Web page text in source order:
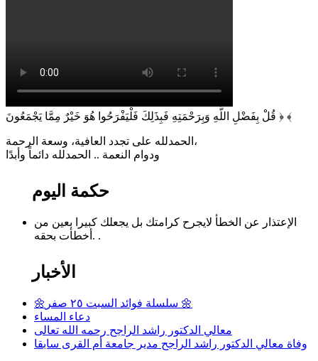
‏﴿ قُلْ بِفَضْلِ اللَّهِ وَبِرَحْمَتِهِ فَبِذَلِكَ فَلْيَفْرَحُوا هُوَ خَيْرٌ مِمَّا يَجْمَعُونَ ﴾
الحمدلله على تجدد العافية، وسعة الرحمة،
ودوام النعمة .. الحمدلله دائماً وأبدًا
حكمة اليوم
الإعتذار عن الخطأ لايجرح كرامتك بل يجعلك كبيرا بعين من
أخطأت بحقه. .
الأخبار
🌼سلسلة فوائد السبت ٢٥ صفر 🌼
دعاء المساء
معالي الدكتور راشد الراجح رحمه الله تعالى
وفاة معالي الدكتور راشد الراجح مدير جامعة أم القرى سابقا